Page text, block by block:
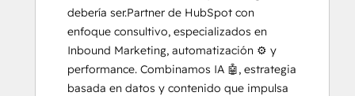
debería ser.Partner de HubSpot con
enfoque consultivo, especializados en
Inbound Marketing, automatización ⚙️ y
performance. Combinamos IA 🤖, estrategia
basada en datos y contenido que impulsa